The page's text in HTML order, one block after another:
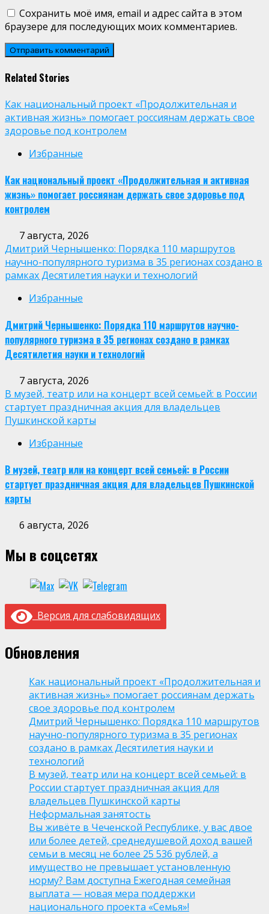
Сохранить моё имя, email и адрес сайта в этом
браузере для последующих моих комментариев.
Related Stories
Как национальный проект «Продолжительная и
активная жизнь» помогает россиянам держать свое
здоровье под контролем
Избранные
Как национальный проект «Продолжительная и активная
жизнь» помогает россиянам держать свое здоровье под
контролем
7 августа, 2026
Дмитрий Чернышенко: Порядка 110 маршрутов
научно-популярного туризма в 35 регионах создано в
рамках Десятилетия науки и технологий
Избранные
Дмитрий Чернышенко: Порядка 110 маршрутов научно-
популярного туризма в 35 регионах создано в рамках
Десятилетия науки и технологий
7 августа, 2026
В музей, театр или на концерт всей семьей: в России
стартует праздничная акция для владельцев
Пушкинской карты
Избранные
В музей, театр или на концерт всей семьей: в России
стартует праздничная акция для владельцев Пушкинской
карты
6 августа, 2026
Мы в соцсетях
Версия для слабовидящих
Обновления
Как национальный проект «Продолжительная и
активная жизнь» помогает россиянам держать
свое здоровье под контролем
Дмитрий Чернышенко: Порядка 110 маршрутов
научно-популярного туризма в 35 регионах
создано в рамках Десятилетия науки и
технологий
В музей, театр или на концерт всей семьей: в
России стартует праздничная акция для
владельцев Пушкинской карты
Неформальная занятость
Вы живёте в Чеченской Республике, у вас двое
или более детей, среднедушевой доход вашей
семьи в месяц не более 25 536 рублей, а
имущество не превышает установленную
норму? Вам доступна Ежегодная семейная
выплата — новая мера поддержки
национального проекта «Семья»!